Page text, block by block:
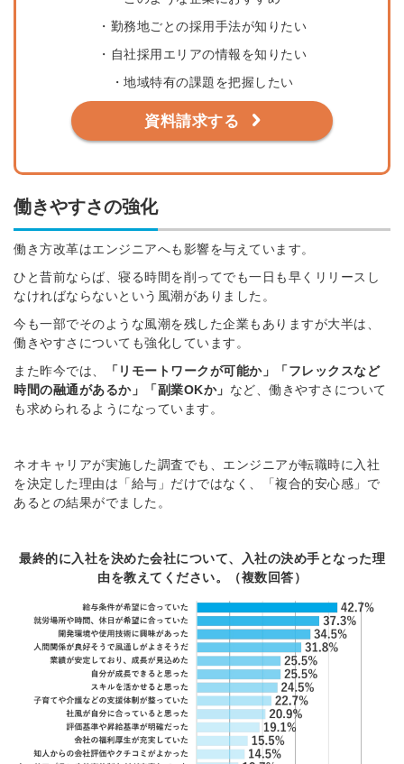
・勤務地ごとの採用手法が知りたい
・自社採用エリアの情報を知りたい
・地域特有の課題を把握したい
資料請求する
働きやすさの強化
働き方改革はエンジニアへも影響を与えています。
ひと昔前ならば、寝る時間を削ってでも一日も早くリリースし
なければならないという風潮がありました。
今も一部でそのような風潮を残した企業もありますが大半は、
働きやすさについても強化しています。
また昨今では、
「リモートワークが可能か」「フレックスなど
時間の融通があるか」「副業OKか」 など、働きやすさについて
も求められるようになっています。
ネオキャリアが実施した調査でも、エンジニアが転職時に入社
を決定した理由は「給与」だけではなく、「複合的安心感」で
あるとの結果がでました。
最終的に入社を決めた会社について、入社の決め手となった理
由を教えてください。（複数回答）